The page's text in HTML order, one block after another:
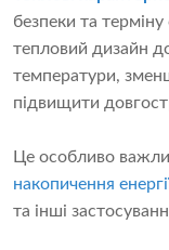
безпеки та
тепловий дизайн
температури,
підвищити
Це особливо
накопичення
та інші